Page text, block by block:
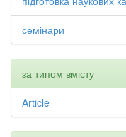
семінари
за типом вмісту
Article